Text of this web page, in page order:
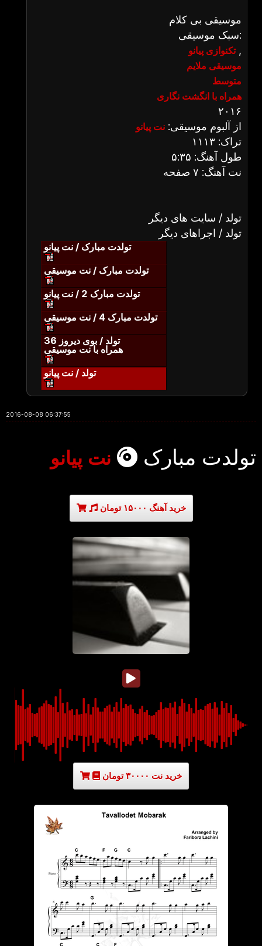
موسیقی بی کلام
سبک موسیقی:
تکنوازی پیانو,
موسیقی ملایم
متوسط
همراه با انگشت نگاری
۲۰۱۶
از آلبوم موسیقی: نت پیانو
تراک: ۱۱۱۳
طول آهنگ: ۵:۳۵
نت آهنگ: ۷ صفحه
تولد / سایت های دیگر
تولد / اجراهای دیگر
تولدت مبارک / نت پیانو
تولدت مبارک / نت موسیقی
تولدت مبارک 2 / نت پیانو
تولدت مبارک 4 / نت موسیقی
تولد / بوی دیروز 36
همراه با نت موسیقی
تولد / نت پیانو
2016-08-08 06:37:55
تولدت مبارک نت پیانو
خرید آهنگ ۱۵۰۰۰ تومان
خرید نت ۳۰۰۰۰ تومان